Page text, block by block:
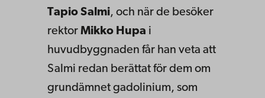
Tapio Salmi, och när de besöker
rektor Mikko Hupa i
huvudbyggnaden får han veta att
Salmi redan berättat för dem om
grundämnet gadolinium, som